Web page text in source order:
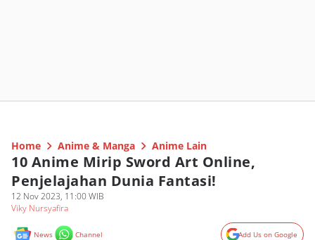
Home Anime & Manga Anime Lain
10 Anime Mirip Sword Art Online,
Penjelajahan Dunia Fantasi!
12 Nov 2023, 11:00 WIB
Viky Nursyafira
News Channel Add Us on Google